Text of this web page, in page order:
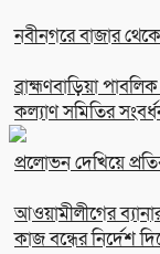
নবীনগরে বাজার
ব্রাহ্মণবাড়িয়া
কল্যাণ সমিতির
প্রলোভন দেখিয়ে
আওয়ামীলীগের
কাজ বন্ধের নির্দেশ